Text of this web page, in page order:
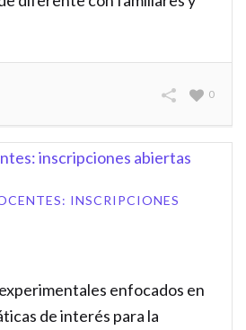
0
INSCRIPCIONES
enfocados en
de interés para la